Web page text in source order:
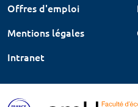
Offres d'emploi
Mentions légales
Intranet